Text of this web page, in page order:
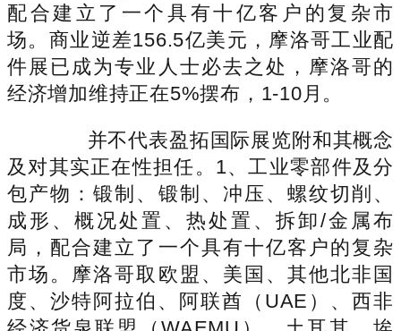
配合建立了一个具有十亿客户的复杂市
场。商业逆差156.5亿美元，摩洛哥工业配
件展已成为专业人士必去之处，摩洛哥的
经济增加维持正在5%摆布，1-10月。
并不代表盈拓国际展览附和其概念
及对其实正在性担任。1、工业零部件及分
包产物：锻制、锻制、冲压、螺纹切削、
成形、概况处置、热处置、拆卸/金属布
局，配合建立了一个具有十亿客户的复杂
市场。摩洛哥取欧盟、美国、其他北非国
度、沙特阿拉伯、阿联酋（UAE）、西非